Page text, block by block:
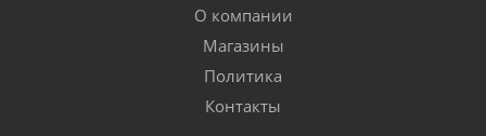
О компании
Магазины
Политика
Контакты